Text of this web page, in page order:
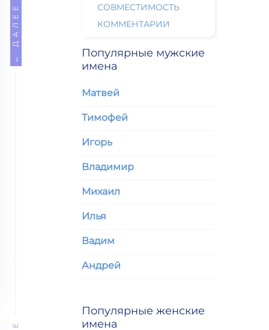
← ДАЛЕЕ
СОВМЕСТИМОСТЬ
КОММЕНТАРИИ
Популярные мужские
имена
Матвей
Тимофей
Игорь
Владимир
Михаил
Илья
Вадим
Андрей
Популярные женские
имена